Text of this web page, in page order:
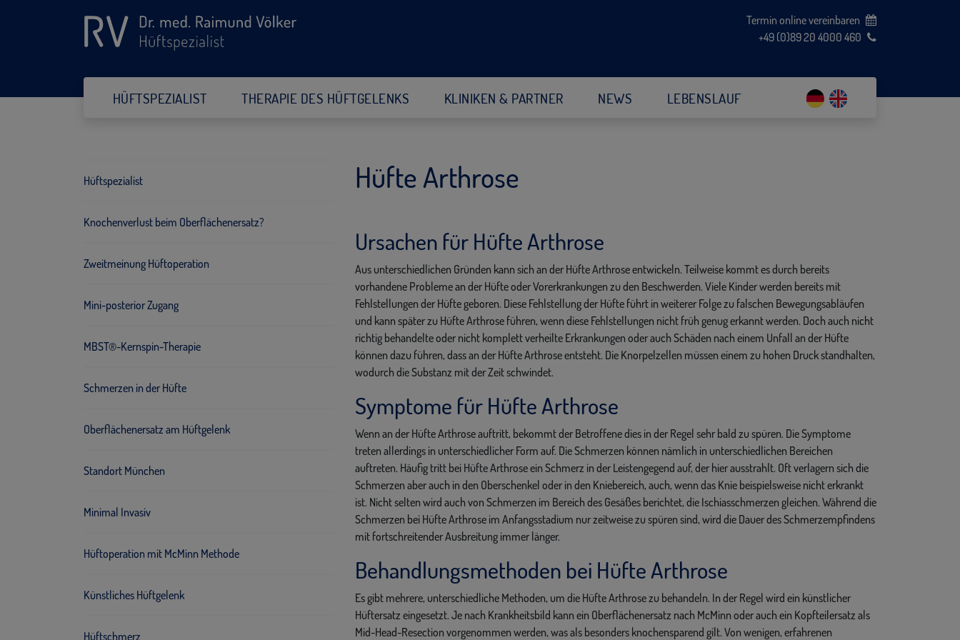
Termin online vereinbaren
+49 (0)89 20 4000 460
HÜFTSPEZIALIST THERAPIE DES HÜFTGELENKS KLINIKEN & PARTNER NEWS LEBENSLAUF
Hüfte Arthrose
Ursachen für Hüfte Arthrose
Aus unterschiedlichen Gründen kann sich an der Hüfte Arthrose entwickeln. Teilweise kommt es durch bereits
vorhandene Probleme an der Hüfte oder Vorerkrankungen zu den Beschwerden. Viele Kinder werden bereits mit
Fehlstellungen der Hüfte geboren. Diese Fehlstellung der Hüfte führt in weiterer Folge zu falschen Bewegungsabläufen
und kann später zu Hüfte Arthrose führen, wenn diese Fehlstellungen nicht früh genug erkannt werden. Doch auch nicht
richtig behandelte oder nicht komplett verheilte Erkrankungen oder auch Schäden nach einem Unfall an der Hüfte
können dazu führen, dass an der Hüfte Arthrose entsteht. Die Knorpelzellen müssen einem zu hohen Druck standhalten,
wodurch die Substanz mit der Zeit schwindet.
Symptome für Hüfte Arthrose
Wenn an der Hüfte Arthrose auftritt, bekommt der Betroffene dies in der Regel sehr bald zu spüren. Die Symptome
treten allerdings in unterschiedlicher Form auf. Die Schmerzen können nämlich in unterschiedlichen Bereichen
auftreten. Häufig tritt bei Hüfte Arthrose ein Schmerz in der Leistengegend auf, der hier ausstrahlt. Oft verlagern sich die
Schmerzen aber auch in den Oberschenkel oder in den Kniebereich, auch, wenn das Knie beispielsweise nicht erkrankt
ist. Nicht selten wird auch von Schmerzen im Bereich des Gesäßes berichtet, die Ischiasschmerzen gleichen. Während die
Schmerzen bei Hüfte Arthrose im Anfangsstadium nur zeitweise zu spüren sind, wird die Dauer des Schmerzempfindens
mit fortschreitender Ausbreitung immer länger.
Behandlungsmethoden bei Hüfte Arthrose
Es gibt mehrere, unterschiedliche Methoden, um die Hüfte Arthrose zu behandeln. In der Regel wird ein künstlicher
Hüftersatz eingesetzt. Je nach Krankheitsbild kann ein Oberflächenersatz nach McMinn oder auch ein Kopfteilersatz als
Mid-Head-Resection vorgenommen werden, was als besonders knochensparend gilt. Von wenigen, erfahrenen
Hüftspezialist
Knochenverlust beim Oberflächenersatz?
Zweitmeinung Hüftoperation
Mini-posterior Zugang
MBST®-Kernspin-Therapie
Schmerzen in der Hüfte
Oberflächenersatz am Hüftgelenk
Standort München
Minimal Invasiv
Hüftoperation mit McMinn Methode
Künstliches Hüftgelenk
Hüftschmerz